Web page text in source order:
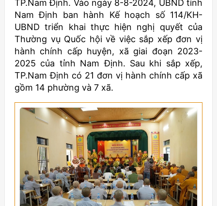
TP.Nam Định. Vào ngày 8-8-2024, UBND tỉnh
Nam Định ban hành Kế hoạch số 114/KH-
UBND triển khai thực hiện nghị quyết của
Thường vụ Quốc hội về việc sắp xếp đơn vị
hành chính cấp huyện, xã giai đoạn 2023-
2025 của tỉnh Nam Định. Sau khi sắp xếp,
TP.Nam Định có 21 đơn vị hành chính cấp xã
gồm 14 phường và 7 xã.